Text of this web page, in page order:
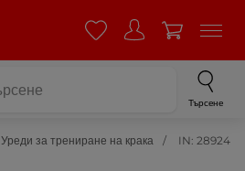
Търсене
Уреди за трениране на крака IN: 28924